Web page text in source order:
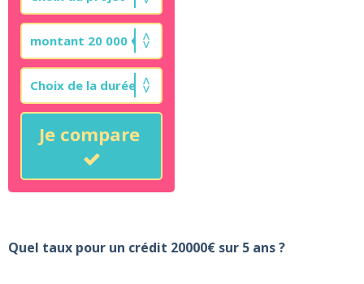
Je compare
Quel taux pour un crédit 20000€ sur 5 ans ?